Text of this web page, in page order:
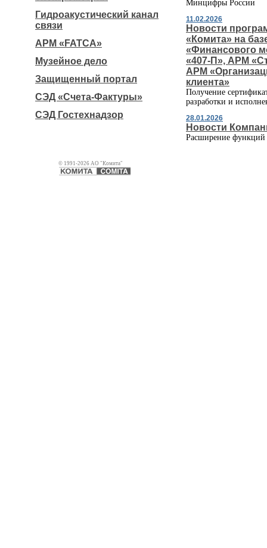
Гидроакустический канал
связи
АРМ «FATCA»
Музейное дело
Защищенный портал
СЭД «Счета-Фактуры»
СЭД Гостехнадзор
Минцифры России
11.02.2026
Новости
«Комита» на
«Финансового
«407-П», АРМ
АРМ
клиента»
Получение
разработки и
28.01.2026
Новости
Расширение
© 1991-2026 АО "Комита"